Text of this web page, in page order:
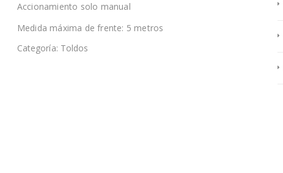
Accionamiento solo manual
Medida máxima de frente: 5 metros
Categoría: Toldos